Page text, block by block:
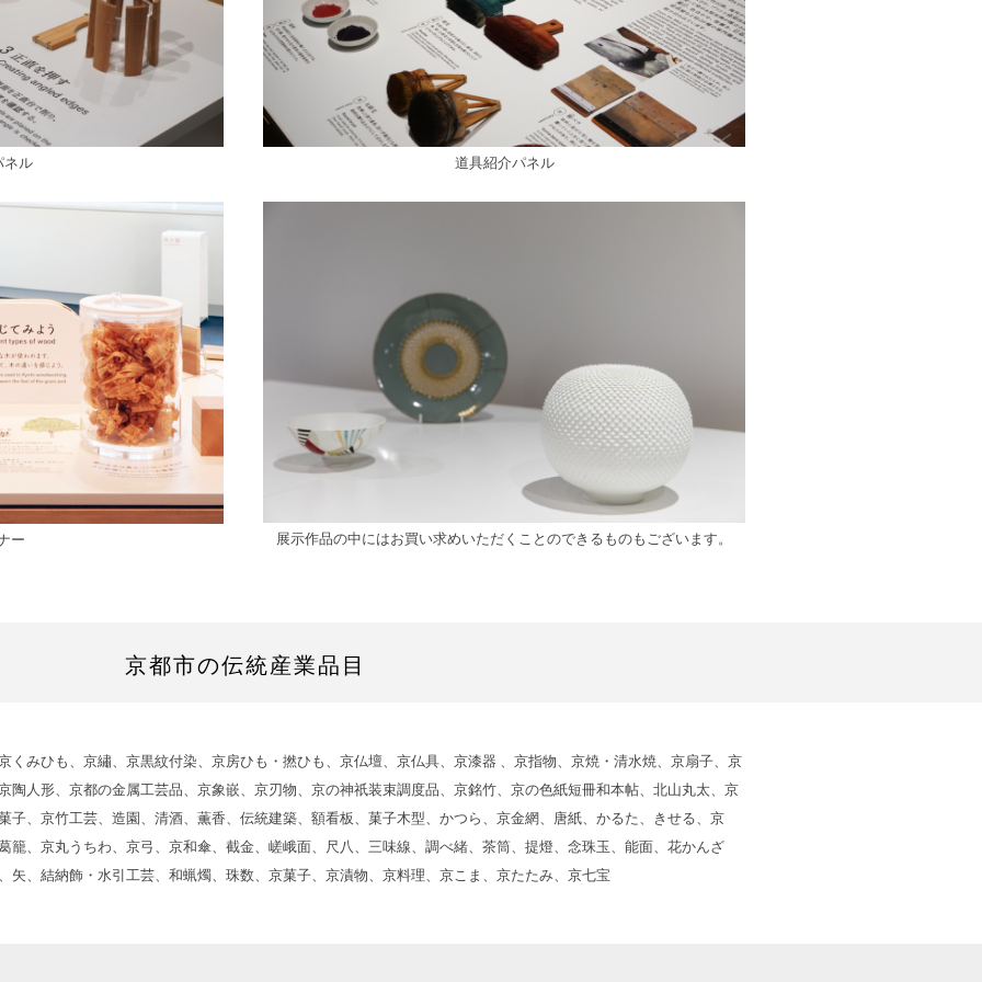
ネル 道具紹介パネル
ー 展示作品の中にはお買い求めいただくことのできるものもございます。
京都市の伝統産業品目
くみひも、京繡、京黒紋付染、京房ひも・撚ひも、京仏壇、京仏具、京漆器 、京指物、京焼・清水焼、京扇子、京
陶人形、京都の金属工芸品、京象嵌、京刃物、京の神祇装束調度品、京銘竹、京の色紙短冊和本帖、北山丸太、京
子、京竹工芸、造園、清酒、薫香、伝統建築、額看板、菓子木型、かつら、京金網、唐紙、かるた、きせる、京
籠、京丸うちわ、京弓、京和傘、截金、嵯峨面、尺八、三味線、調べ緒、茶筒、提燈、念珠玉、能面、花かんざ
矢、結納飾・水引工芸、和蝋燭、珠数、京菓子、京漬物、京料理、京こま、京たたみ、京七宝